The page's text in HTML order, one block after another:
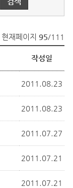
재페이지 95/111
작성일
2011.08.23
2011.08.23
2011.07.27
2011.07.21
2011.07.21